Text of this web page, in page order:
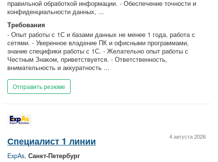
правильной обработкой информации. - Обеспечение точности и
конфиденциальности данных, ...
Требования
- Опыт работы с 1С и базами данных не менее 1 года, работа с
сетями. - Уверенное владение ПК и офисными программами,
знание специфики работы с 1С. - Желательно опыт работы с
Честным Знаком, приветствуется. - Ответственность,
внимательность и аккуратность ...
Отправить резюме
4 августа 2026
Специалист 1 линии
ExpAs, Санкт-Петербург